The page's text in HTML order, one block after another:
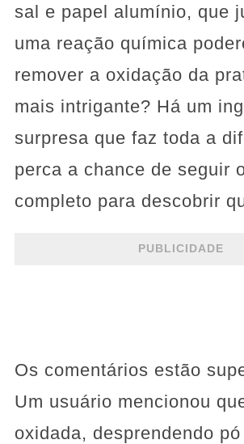
sal e papel alumínio, que
uma reação química
remover a oxidação da
mais intrigante? Há um
surpresa que faz toda a
perca a chance de seguir
completo para descobrir
PUBLICIDADE
Os comentários estão
Um usuário mencionou
oxidada, desprendendo